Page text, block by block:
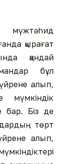
мүжтәһид
қырағат
қандай
бұл
үйрене алып,
мүмкіндік
бар. Біз де
төрт
алып,